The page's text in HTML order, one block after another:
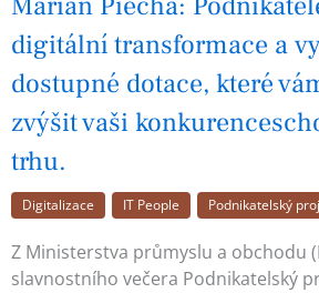
digitální transformace a
dostupné dotace, které
zvýšit vaši
trhu.
Digitalizace IT People Podnikatelský
Z Ministerstva průmyslu a obchodu
slavnostního večera Podnikatelský